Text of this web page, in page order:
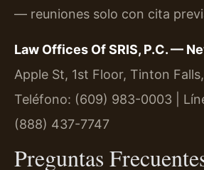
— reuniones solo con cita
Law Offices Of SRIS, P.C. —
Apple St, 1st Floor, Tinton
Teléfono: (609) 983-0003 |
(888) 437-7747
Preguntas